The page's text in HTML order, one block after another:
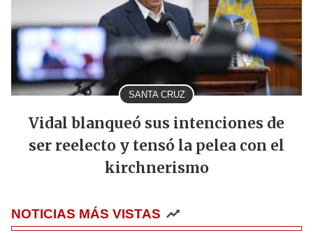
SANTA CRUZ
Vidal blanqueó sus intenciones de
ser reelecto y tensó la pelea con el
kirchnerismo
NOTICIAS MÁS VISTAS